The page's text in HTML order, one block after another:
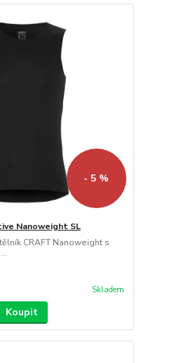
- 5 %
Nanoweight SL
CRAFT Nanoweight s
Skladem
Koupit